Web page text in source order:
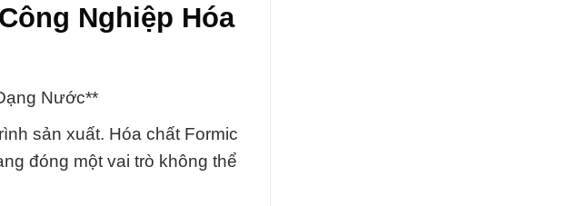
Nghiệp Hóa
Nước**
sản xuất. Hóa chất Formic
đóng một vai trò không thể